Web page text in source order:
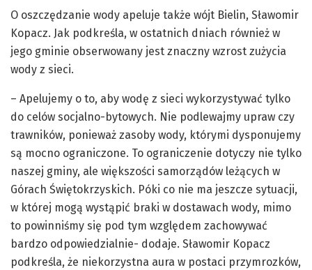
O oszczędzanie wody apeluje także wójt Bielin, Sławomir
Kopacz. Jak podkreśla, w ostatnich dniach również w
jego gminie obserwowany jest znaczny wzrost zużycia
wody z sieci.
– Apelujemy o to, aby wodę z sieci wykorzystywać tylko
do celów socjalno-bytowych. Nie podlewajmy upraw czy
trawników, ponieważ zasoby wody, którymi dysponujemy
są mocno ograniczone. To ograniczenie dotyczy nie tylko
naszej gminy, ale większości samorządów leżących w
Górach Świętokrzyskich. Póki co nie ma jeszcze sytuacji,
w której mogą wystąpić braki w dostawach wody, mimo
to powinniśmy się pod tym względem zachowywać
bardzo odpowiedzialnie- dodaje. Sławomir Kopacz
podkreśla, że niekorzystna aura w postaci przymrozków,